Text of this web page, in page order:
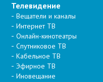
Телевидение
Вещатели и каналы
Интернет ТВ
Онлайн-кинотеатры
Спутниковое ТВ
Кабельное ТВ
Эфирное ТВ
Иновещание